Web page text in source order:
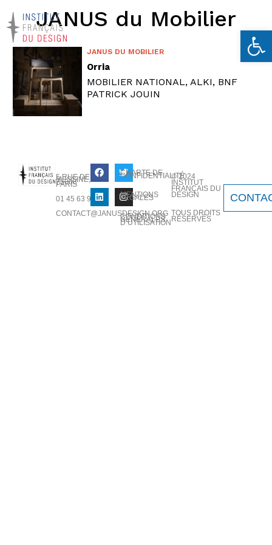
Ouvrir
JANUS du Mobilier
JANUS DU MOBILIER
Orria
MOBILIER NATIONAL, ALKI, BNF
PATRICK JOUIN
5 RUE DE
MESSINE,
75008
PARIS
01 45 63 90
CONTACT@JANUSDESIGN.ORG
CHARTE DE
CONFIDENTIALITÉ
MENTIONS
LÉGALES
CONDITIONS
GÉNÉRALES
D’UTILISATION
© 2024
INSTITUT
FRANÇAIS DU
DESIGN
TOUS DROITS
RÉSERVÉS